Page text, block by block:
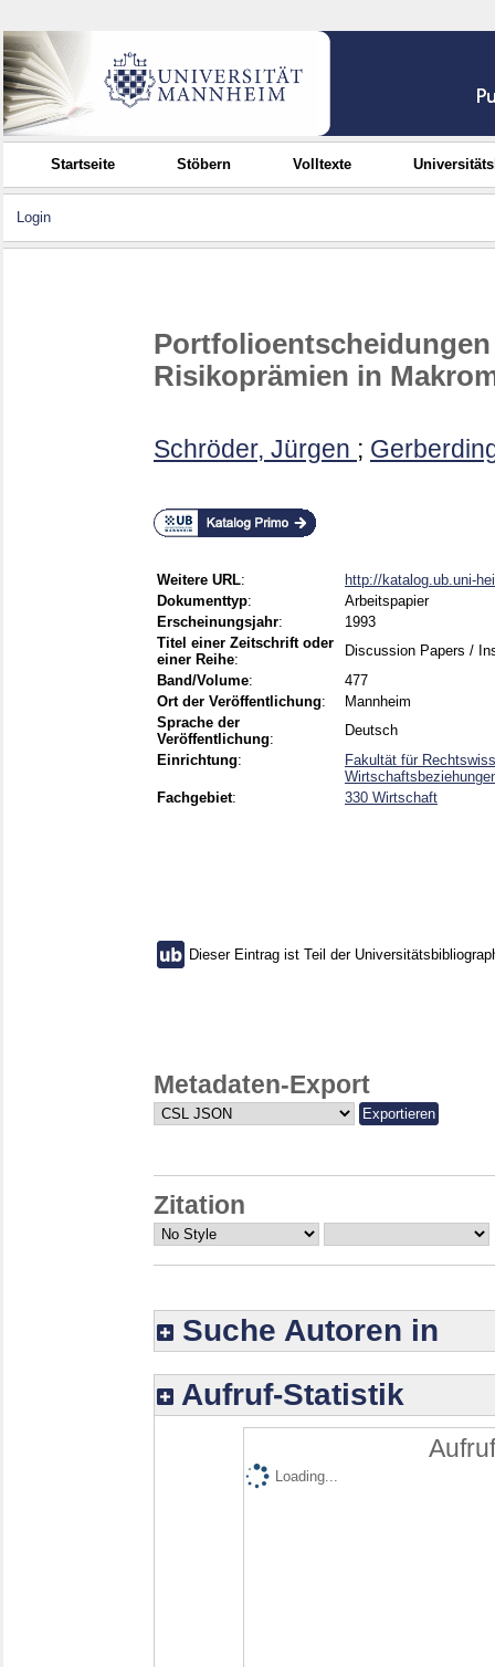
Startseite Stöbern Volltexte
Login
Risikoprämien in
Schröder, Jürgen ;
Weitere URL:
http://katalog.ub.uni-
Dokumenttyp:
Arbeitspapier
Erscheinungsjahr:
1993
Titel einer Zeitschrift oder
einer Reihe:
Discussion Papers /
Band/Volume:
477
Ort der Veröffentlichung:
Mannheim
Sprache der
Veröffentlichung:
Deutsch
Einrichtung:
Fakultät für
Fachgebiet: 330 Wirtschaft
Dieser Eintrag ist Teil der
Metadaten-Export
Zitation
Suche Autoren in
Aufruf-Statistik
Loading...